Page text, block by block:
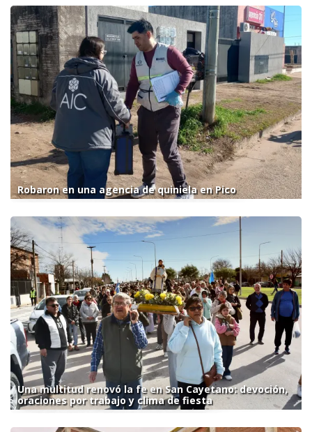
Robaron en una agencia de quiniela en Pico
Una multitud renovó la fe en San Cayetano: devoción,
oraciones por trabajo y clima de fiesta